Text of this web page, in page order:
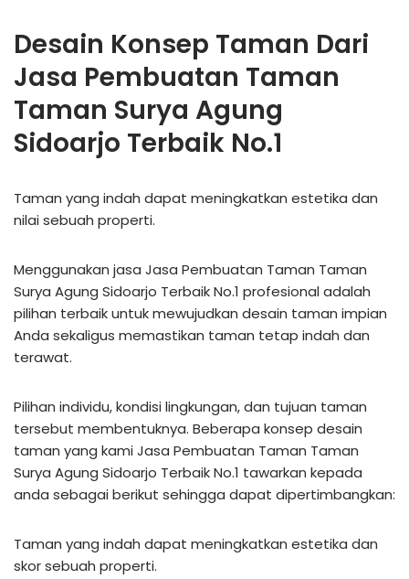
Desain Konsep Taman Dari
Jasa Pembuatan Taman
Taman Surya Agung
Sidoarjo Terbaik No.1
Taman yang indah dapat meningkatkan estetika dan
nilai sebuah properti.
Menggunakan jasa Jasa Pembuatan Taman Taman
Surya Agung Sidoarjo Terbaik No.1 profesional adalah
pilihan terbaik untuk mewujudkan desain taman impian
Anda sekaligus memastikan taman tetap indah dan
terawat.
Pilihan individu, kondisi lingkungan, dan tujuan taman
tersebut membentuknya. Beberapa konsep desain
taman yang kami Jasa Pembuatan Taman Taman
Surya Agung Sidoarjo Terbaik No.1 tawarkan kepada
anda sebagai berikut sehingga dapat dipertimbangkan:
Taman yang indah dapat meningkatkan estetika dan
skor sebuah properti.